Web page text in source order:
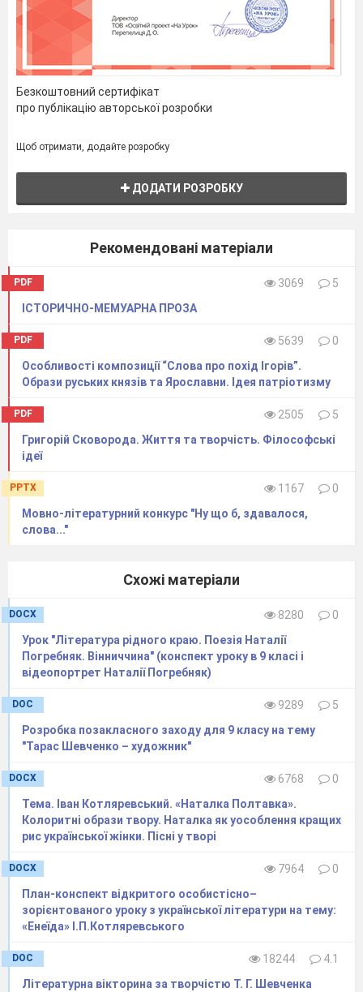
Безкоштовний сертифікат
про публікацію авторської розробки
Щоб отримати, додайте розробку
ДОДАТИ РОЗРОБКУ
Рекомендовані матеріали
PDF 3069
5
ІСТОРИЧНО-МЕМУАРНА ПРОЗА
PDF 5639
0
Особливості композиції “Слова про похід Ігорів”.
Образи руських князів та Ярославни. Ідея патріотизму
PDF 2505
5
Григорій Сковорода. Життя та творчість. Філософські
ідеї
PPTX 1167
0
Мовно-літературний конкурс "Ну що б, здавалося,
слова..."
Схожі матеріали
DOCX 8280
0
Урок "Література рідного краю. Поезія Наталії
Погребняк. Вінниччина" (конспект уроку в 9 класі і
відеопортрет Наталії Погребняк)
DOC 9289
5
Розробка позакласного заходу для 9 класу на тему
"Тарас Шевченко – художник"
DOCX 6768
0
Тема. Іван Котляревський. «Наталка Полтавка».
Колоритні образи твору. Наталка як уособлення кращих
рис української жінки. Пісні у творі
DOCX 7964
0
План-конспект відкритого особистісно–
зорієнтованого уроку з української літератури на тему:
«Енеїда» І.П.Котляревського
DOC 18244
4.1
Літературна вікторина за творчістю Т. Г. Шевченка